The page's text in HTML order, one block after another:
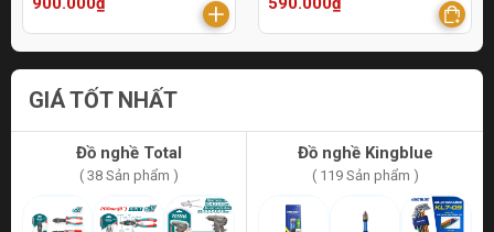
GIÁ TỐT NHẤT
Đồ nghề Total
( 38 Sản phẩm )
Đồ nghề Kingblue
( 119 Sản phẩm )